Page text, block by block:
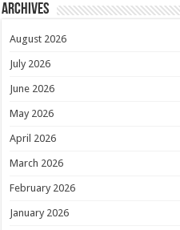
Archives
August 2026
July 2026
June 2026
May 2026
April 2026
March 2026
February 2026
January 2026